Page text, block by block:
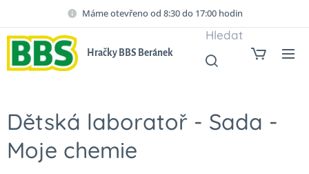
Máme otevřeno od 8:30 do 17:00 hodin
Hračky BBS Beránek
Hledat
Dětská laboratoř - Sada -
Moje chemie